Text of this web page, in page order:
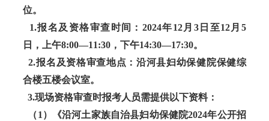
位。
1.报名及资格审查时间：2024年12月3日至12月5
日，上午8:00—11:30，下午14:30—17:30。
2.报名及资格审查地点：沿河县妇幼保健院保健综
合楼五楼会议室。
3.现场资格审查时报考人员需提供以下资料：
（1）《沿河土家族自治县妇幼保健院2024年公开招